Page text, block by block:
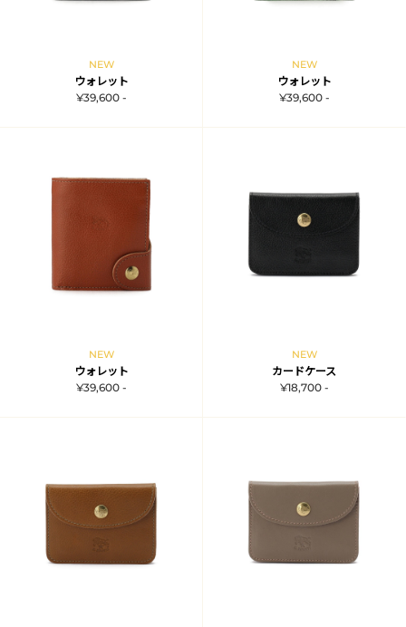
NEW
ウォレット
¥39,600 -
NEW
ウォレット
¥39,600 -
NEW
ウォレット
¥39,600 -
NEW
カードケース
¥18,700 -